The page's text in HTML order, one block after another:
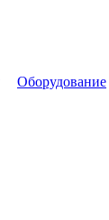
Оборудование